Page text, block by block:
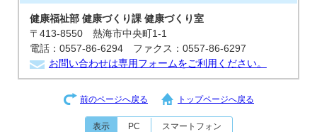
健康福祉部 健康づくり課 健康づくり室
〒413-8550 熱海市中央町1-1
電話：0557-86-6294 ファクス：0557-86-6297
お問い合わせは専用フォームをご利用ください。
前のページへ戻る トップページへ戻る
表示 PC スマートフォン